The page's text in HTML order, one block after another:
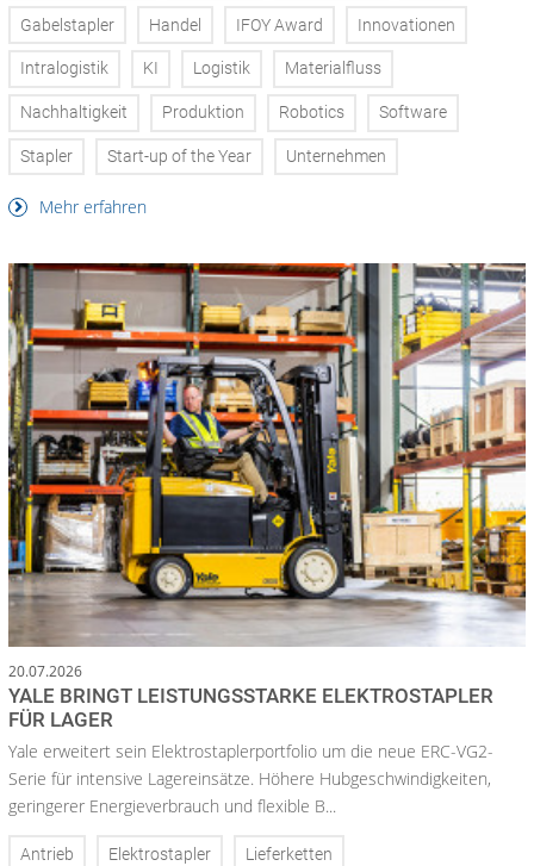
Gabelstapler Handel IFOY Award Innovationen
Intralogistik KI Logistik Materialfluss
Nachhaltigkeit Produktion Robotics Software
Stapler Start-up of the Year Unternehmen
Mehr erfahren
20.07.2026
YALE BRINGT LEISTUNGSSTARKE ELEKTROSTAPLER
FÜR LAGER
Yale erweitert sein Elektrostaplerportfolio um die neue ERC-VG2-
Serie für intensive Lagereinsätze. Höhere Hubgeschwindigkeiten,
geringerer Energieverbrauch und flexible B...
Antrieb Elektrostapler Lieferketten